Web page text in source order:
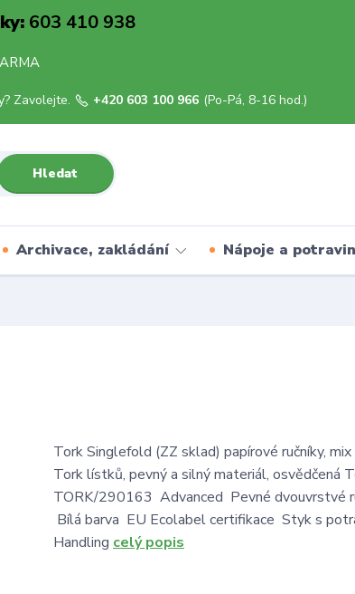
603 410 938
Hledat
Zavolejte. +420 603 100 966 (Po-Pá, 8-16 hod.)
Archivace, zakládání Nápoje a
Tork Singlefold (ZZ sklad) papírové ručníky,
Tork lístků, pevný a silný materiál, osvědčená
TORK/290163 Advanced Pevné dvouvrstvé
Bílá barva EU Ecolabel certifikace Styk s
Handling celý popis